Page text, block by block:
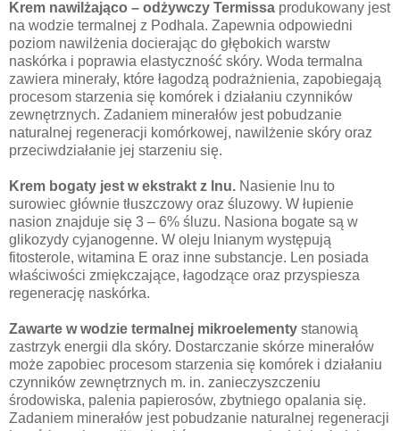
Krem nawilżająco – odżywczy Termissa produkowany jest
na wodzie termalnej z Podhala. Zapewnia odpowiedni
poziom nawilżenia docierając do głębokich warstw
naskórka i poprawia elastyczność skóry. Woda termalna
zawiera minerały, które łagodzą podrażnienia, zapobiegają
procesom starzenia się komórek i działaniu czynników
zewnętrznych. Zadaniem minerałów jest pobudzanie
naturalnej regeneracji komórkowej, nawilżenie skóry oraz
przeciwdziałanie jej starzeniu się.
Krem bogaty jest w ekstrakt z lnu. Nasienie lnu to
surowiec głównie tłuszczowy oraz śluzowy. W łupienie
nasion znajduje się 3 – 6% śluzu. Nasiona bogate są w
glikozydy cyjanogenne. W oleju lnianym występują
fitosterole, witamina E oraz inne substancje. Len posiada
właściwości zmiękczające, łagodzące oraz przyspiesza
regenerację naskórka.
Zawarte w wodzie termalnej mikroelementy stanowią
zastrzyk energii dla skóry. Dostarczanie skórze minerałów
może zapobiec procesom starzenia się komórek i działaniu
czynników zewnętrznych m. in. zanieczyszczeniu
środowiska, palenia papierosów, zbytniego opalania się.
Zadaniem minerałów jest pobudzanie naturalnej regeneracji